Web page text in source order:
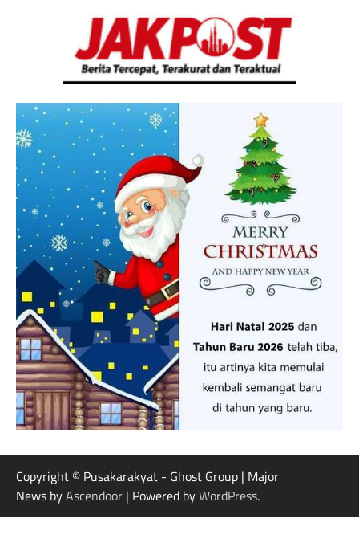
Copyright © Pusakarakyat - Ghost Group | Major
News byAscendoor | Powered byWordPress.